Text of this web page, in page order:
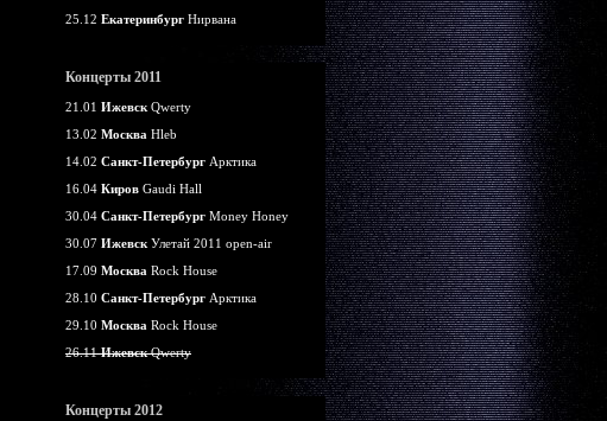
25.12 Екатеринбург Нирвана
Концерты 2011
21.01 Ижевск Qwerty
13.02 Москва Hleb
14.02 Санкт-Петербург Арктика
16.04 Киров Gaudi Hall
30.04 Санкт-Петербург Money Honey
30.07 Ижевск Улетай 2011 open-air
17.09 Москва Rock House
28.10 Санкт-Петербург Арктика
29.10 Москва Rock House
26.11ИжевскQwerty
Концерты 2012